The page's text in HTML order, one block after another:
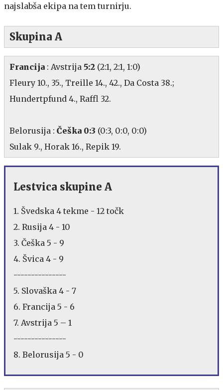
najslabša ekipa na tem turnirju.
Skupina A
Francija : Avstrija 5:2 (2:1, 2:1, 1:0)
Fleury 10., 35., Treille 14., 42., Da Costa 38.;
Hundertpfund 4., Raffl 32.
Belorusija : Češka 0:3 (0:3, 0:0, 0:0)
Sulak 9., Horak 16., Repik 19.
Lestvica skupine A
1. Švedska 4 tekme - 12 točk
2. Rusija 4 - 10
3. Češka 5 - 9
4. Švica 4 - 9
---------------
5. Slovaška 4 - 7
6. Francija 5 - 6
7. Avstrija 5 – 1
---------------
8. Belorusija 5 - 0